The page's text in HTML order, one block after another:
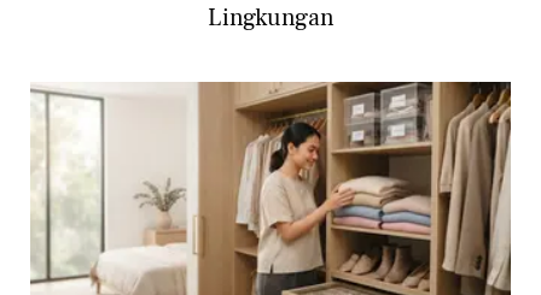
Lingkungan